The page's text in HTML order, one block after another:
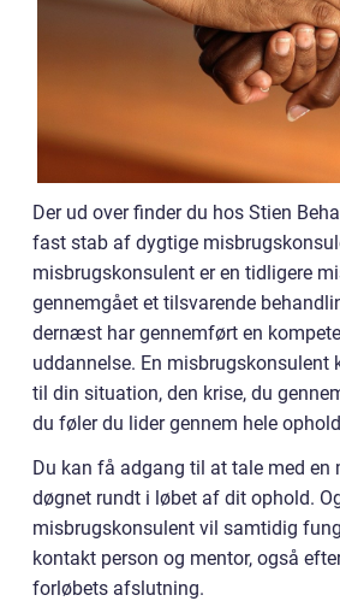
Der ud over finder du hos Stien
fast stab af dygtige
misbrugskonsulent er en tidligere
gennemgået et tilsvarende
dernæst har gennemført en
uddannelse. En misbrugskonsulent
til din situation, den krise, du
du føler du lider gennem hele
Du kan få adgang til at tale med en
døgnet rundt i løbet af dit ophold.
misbrugskonsulent vil samtidig
kontakt person og mentor, også
forløbets afslutning.